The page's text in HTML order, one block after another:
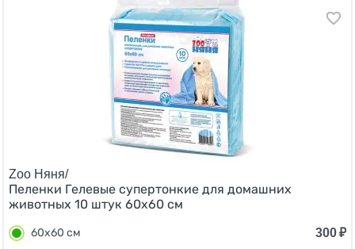
Zoo Няня/
Пеленки Гелевые супертонкие для домашних
животных 10 штук 60х60 см
60х60 см 300₽